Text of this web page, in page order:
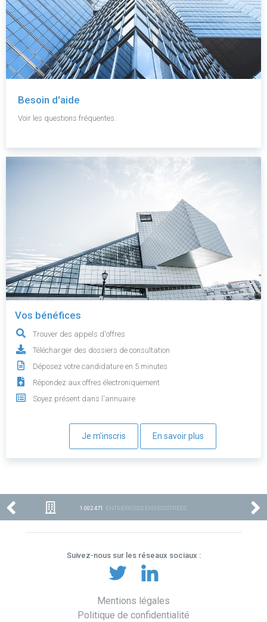
Besoin d'aide
Voir les questions fréquentes.
Vos bénéfices
Trouver des appels d'offres
Télécharger des dossiers de consultation
Déposez votre candidature en 5 minutes
Répondez aux offres électroniquement
Soyez présent dans l'annuaire
Je m'inscris En savoir plus
1 002 471 ENTREPRISES ENREGISTRÉES
Suivez-nous sur les réseaux sociaux :
Mentions légales
Politique de confidentialité